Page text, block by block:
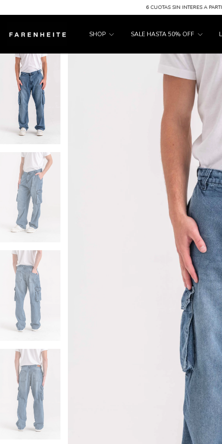
6 CUOTAS SIN INTERES A PARTIR DE
SHOP SALE HASTA 50% OFF